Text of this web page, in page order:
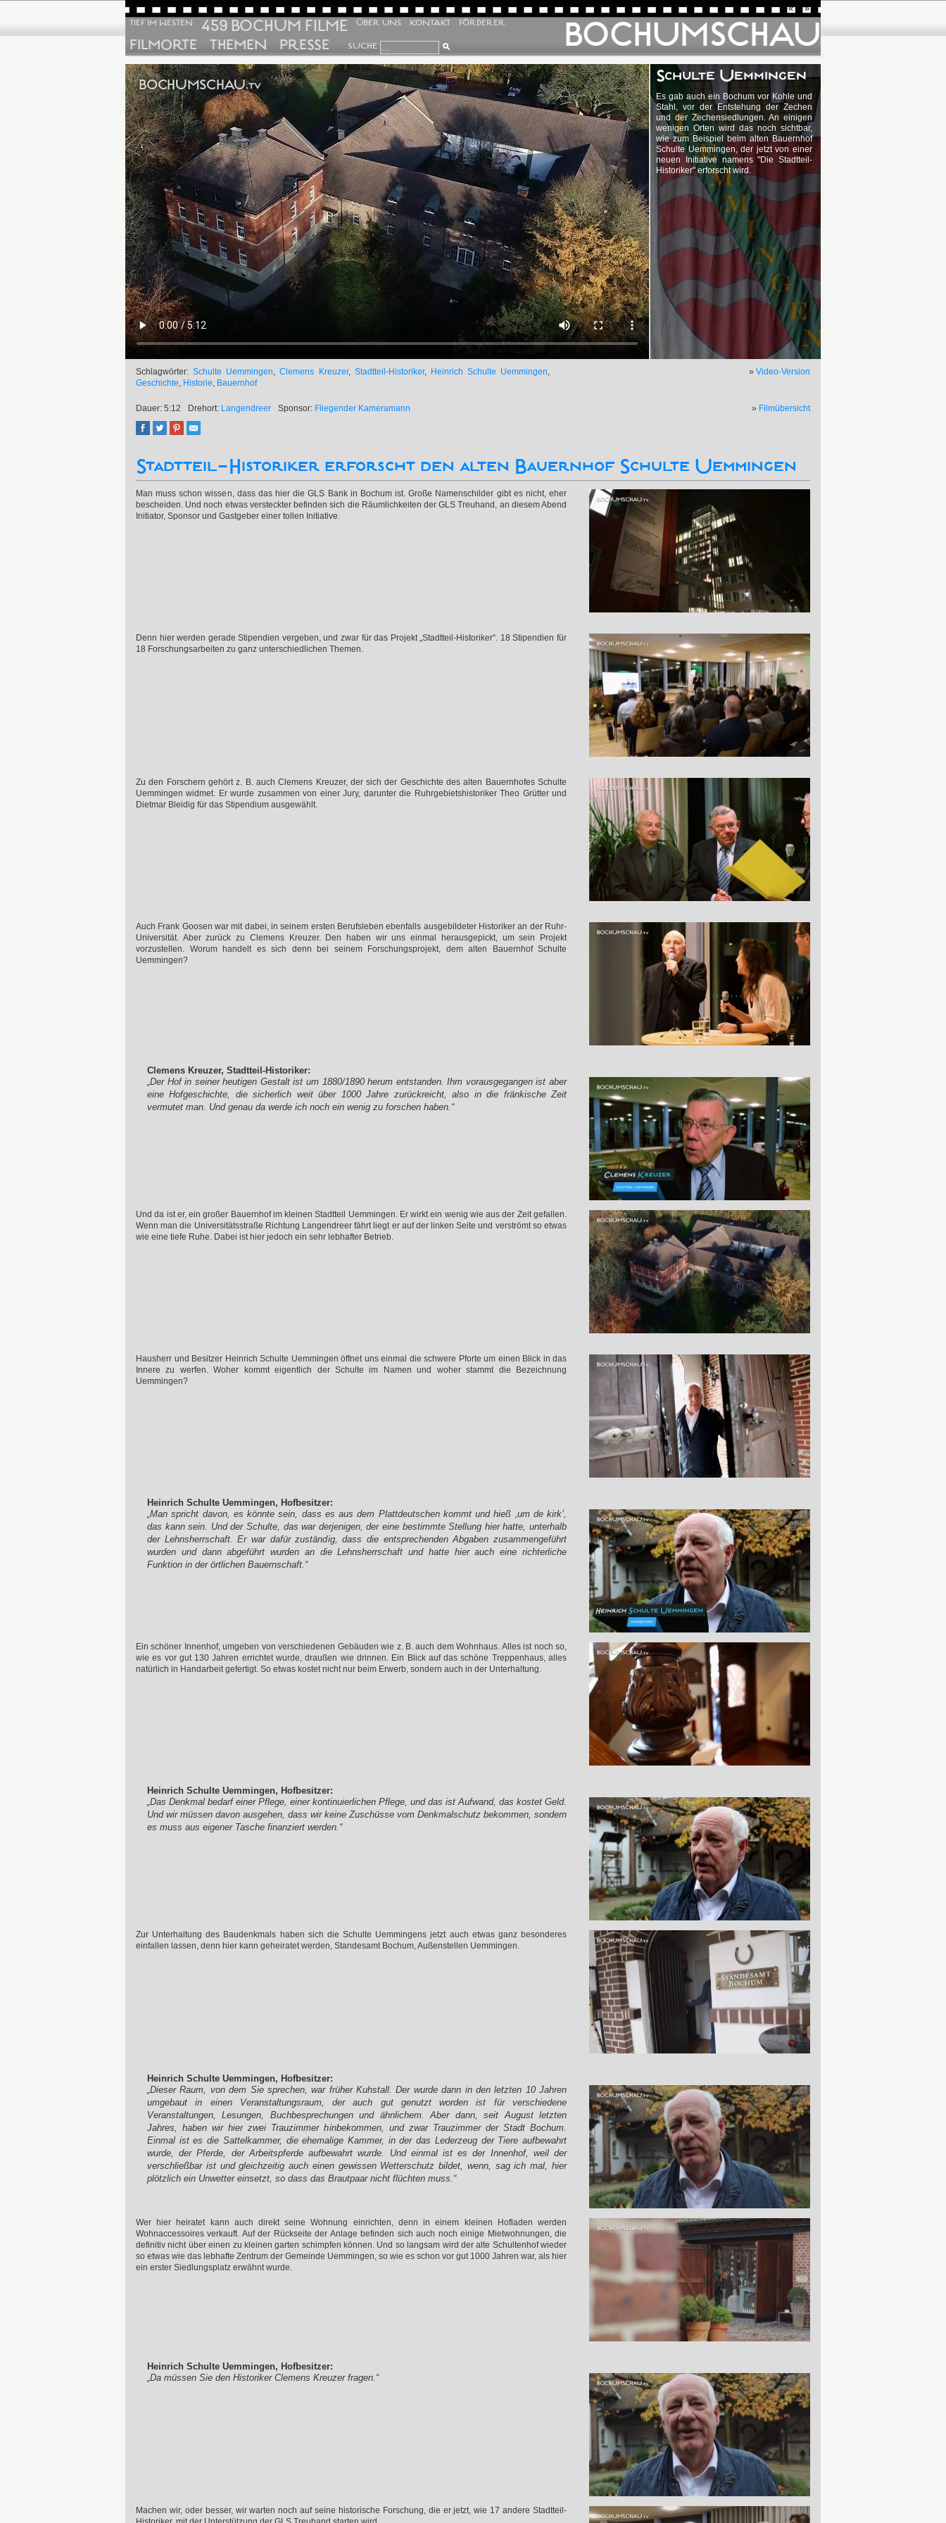
BOCHUMSCHAU
TIEF IM WESTEN 459 BOCHUM FILME ÜBER UNS KONTAKT FÖRDERER
FILMORTE THEMEN PRESSE SUCHE
« »
Schulte Uemmingen
Es gab auch ein Bochum vor Kohle und
Stahl, vor der Entstehung der Zechen
und der Zechensiedlungen. An einigen
wenigen Orten wird das noch sichtbar,
wie zum Beispiel beim alten Bauernhof
Schulte Uemmingen, der jetzt von einer
neuen Initiative namens "Die Stadtteil-
Historiker" erforscht wird.
» Video-Version
Schlagwörter:Schulte Uemmingen,Clemens Kreuzer, Stadtteil-Historiker, Heinrich Schulte Uemmingen,
Geschichte, Historie, Bauernhof
Dauer: 5:12 Drehort: Langendreer Sponsor: Fliegender Kameramann » Filmübersicht
Stadtteil-Historiker erforscht den alten Bauernhof Schulte Uemmingen
Man muss schon wissen, dass das hier die GLS Bank in Bochum ist. Große Namenschilder gibt es nicht, eher
bescheiden. Und noch etwas versteckter befinden sich die Räumlichkeiten der GLS Treuhand, an diesem Abend
Initiator, Sponsor und Gastgeber einer tollen Initiative.
Denn hier werden gerade Stipendien vergeben, und zwar für das Projekt „Stadtteil-Historiker“. 18 Stipendien für
18 Forschungsarbeiten zu ganz unterschiedlichen Themen.
Zu den Forschern gehört z. B. auch Clemens Kreuzer, der sich der Geschichte des alten Bauernhofes Schulte
Uemmingen widmet. Er wurde zusammen von einer Jury, darunter die Ruhrgebietshistoriker Theo Grütter und
Dietmar Bleidig für das Stipendium ausgewählt.
Auch Frank Goosen war mit dabei, in seinem ersten Berufsleben ebenfalls ausgebildeter Historiker an der Ruhr-
Universität. Aber zurück zu Clemens Kreuzer. Den haben wir uns einmal herausgepickt, um sein Projekt
vorzustellen. Worum handelt es sich denn bei seinem Forschungsprojekt, dem alten Bauernhof Schulte
Uemmingen?
Clemens Kreuzer, Stadtteil-Historiker:
„Der Hof in seiner heutigen Gestalt ist um 1880/1890 herum entstanden. Ihm vorausgegangen ist aber
eine Hofgeschichte, die sicherlich weit über 1000 Jahre zurückreicht, also in die fränkische Zeit
vermutet man. Und genau da werde ich noch ein wenig zu forschen haben.“
Und da ist er, ein großer Bauernhof im kleinen Stadtteil Uemmingen. Er wirkt ein wenig wie aus der Zeit gefallen.
Wenn man die Universitätsstraße Richtung Langendreer fährt liegt er auf der linken Seite und verströmt so etwas
wie eine tiefe Ruhe. Dabei ist hier jedoch ein sehr lebhafter Betrieb.
Hausherr und Besitzer Heinrich Schulte Uemmingen öffnet uns einmal die schwere Pforte um einen Blick in das
Innere zu werfen. Woher kommt eigentlich der Schulte im Namen und woher stammt die Bezeichnung
Uemmingen?
Heinrich Schulte Uemmingen, Hofbesitzer:
„Man spricht davon, es könnte sein, dass es aus dem Plattdeutschen kommt und hieß ‚um de kirk’,
das kann sein. Und der Schulte, das war derjenigen, der eine bestimmte Stellung hier hatte, unterhalb
der Lehnsherrschaft. Er war dafür zuständig, dass die entsprechenden Abgaben zusammengeführt
wurden und dann abgeführt wurden an die Lehnsherrschaft und hatte hier auch eine richterliche
Funktion in der örtlichen Bauernschaft.“
Ein schöner Innenhof, umgeben von verschiedenen Gebäuden wie z. B. auch dem Wohnhaus. Alles ist noch so,
wie es vor gut 130 Jahren errichtet wurde, draußen wie drinnen. Ein Blick auf das schöne Treppenhaus, alles
natürlich in Handarbeit gefertigt. So etwas kostet nicht nur beim Erwerb, sondern auch in der Unterhaltung.
Heinrich Schulte Uemmingen, Hofbesitzer:
„Das Denkmal bedarf einer Pflege, einer kontinuierlichen Pflege, und das ist Aufwand, das kostet Geld.
Und wir müssen davon ausgehen, dass wir keine Zuschüsse vom Denkmalschutz bekommen, sondern
es muss aus eigener Tasche finanziert werden.“
Zur Unterhaltung des Baudenkmals haben sich die Schulte Uemmingens jetzt auch etwas ganz besonderes
einfallen lassen, denn hier kann geheiratet werden, Standesamt Bochum, Außenstellen Uemmingen.
Heinrich Schulte Uemmingen, Hofbesitzer:
„Dieser Raum, von dem Sie sprechen, war früher Kuhstall. Der wurde dann in den letzten 10 Jahren
umgebaut in einen Veranstaltungsraum, der auch gut genutzt worden ist für verschiedene
Veranstaltungen, Lesungen, Buchbesprechungen und ähnlichem. Aber dann, seit August letzten
Jahres, haben wir hier zwei Trauzimmer hinbekommen, und zwar Trauzimmer der Stadt Bochum.
Einmal ist es die Sattelkammer, die ehemalige Kammer, in der das Lederzeug der Tiere aufbewahrt
wurde, der Pferde, der Arbeitspferde aufbewahrt wurde. Und einmal ist es der Innenhof, weil der
verschließbar ist und gleichzeitig auch einen gewissen Wetterschutz bildet, wenn, sag ich mal, hier
plötzlich ein Unwetter einsetzt, so dass das Brautpaar nicht flüchten muss.“
Wer hier heiratet kann auch direkt seine Wohnung einrichten, denn in einem kleinen Hofladen werden
Wohnaccessoires verkauft. Auf der Rückseite der Anlage befinden sich auch noch einige Mietwohnungen, die
definitiv nicht über einen zu kleinen garten schimpfen können. Und so langsam wird der alte Schultenhof wieder
so etwas wie das lebhafte Zentrum der Gemeinde Uemmingen, so wie es schon vor gut 1000 Jahren war, als hier
ein erster Siedlungsplatz erwähnt wurde.
Heinrich Schulte Uemmingen, Hofbesitzer:
„Da müssen Sie den Historiker Clemens Kreuzer fragen.“
Machen wir, oder besser, wir warten noch auf seine historische Forschung, die er jetzt, wie 17 andere Stadtteil-